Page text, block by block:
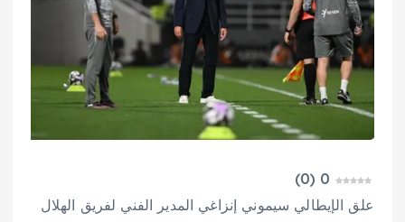
0
(
0
)
علق الإيطالي سيموني إنزاغي المدير الفني لفريق الهلال